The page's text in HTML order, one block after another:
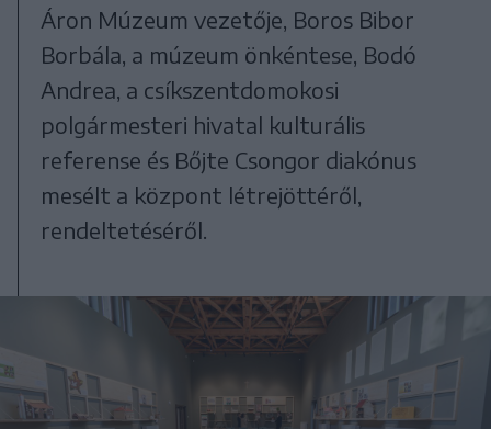
Áron Múzeum vezetője, Boros Bibor
Borbála, a múzeum önkéntese, Bodó
Andrea, a csíkszentdomokosi
polgármesteri hivatal kulturális
referense és Bőjte Csongor diakónus
mesélt a központ létrejöttéről,
rendeltetéséről.